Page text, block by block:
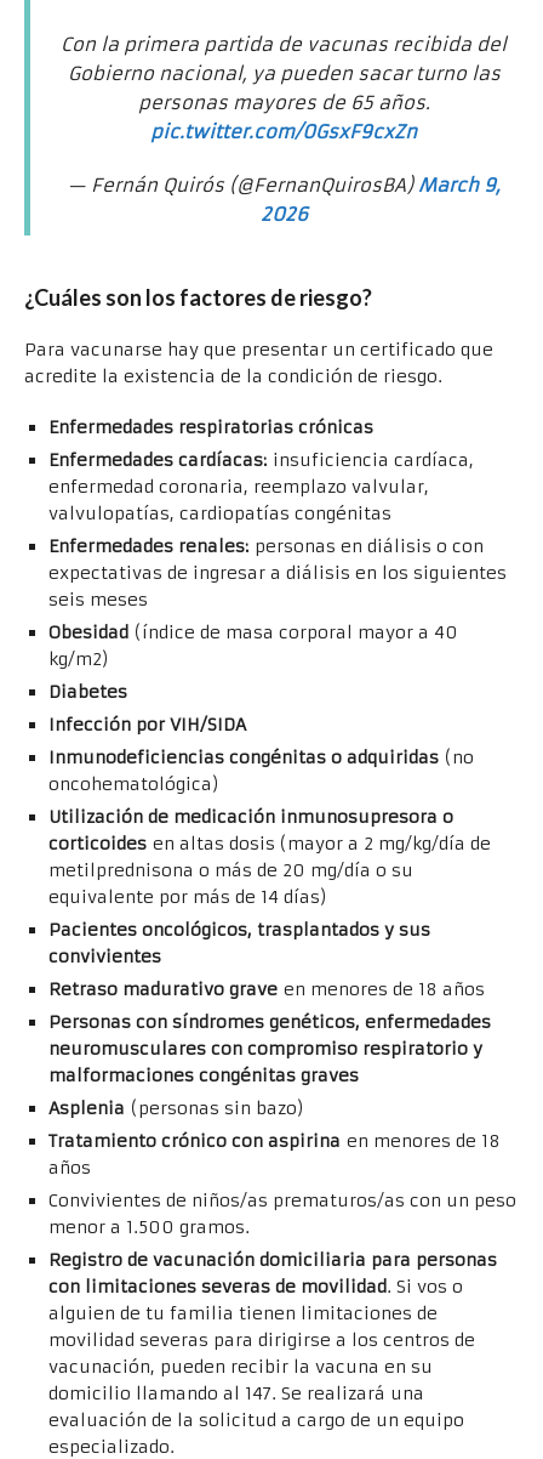
Con la primera partida de vacunas recibida del
Gobierno nacional, ya pueden sacar turno las
personas mayores de 65 años.
pic.twitter.com/0GsxF9cxZn
— Fernán Quirós (@FernanQuirosBA) March 9,
2026
¿Cuáles son los factores de riesgo?
Para vacunarse hay que presentar un certificado que
acredite la existencia de la condición de riesgo.
Enfermedades respiratorias crónicas
Enfermedades cardíacas: insuficiencia cardíaca,
enfermedad coronaria, reemplazo valvular,
valvulopatías, cardiopatías congénitas
Enfermedades renales: personas en diálisis o con
expectativas de ingresar a diálisis en los siguientes
seis meses
Obesidad (índice de masa corporal mayor a 40
kg/m2)
Diabetes
Infección por VIH/SIDA
Inmunodeficiencias congénitas o adquiridas (no
oncohematológica)
Utilización de medicación inmunosupresora o
corticoides en altas dosis (mayor a 2 mg/kg/día de
metilprednisona o más de 20 mg/día o su
equivalente por más de 14 días)
Pacientes oncológicos, trasplantados y sus
convivientes
Retraso madurativo grave en menores de 18 años
Personas con síndromes genéticos, enfermedades
neuromusculares con compromiso respiratorio y
malformaciones congénitas graves
Asplenia (personas sin bazo)
Tratamiento crónico con aspirina en menores de 18
años
Convivientes de niños/as prematuros/as con un peso
menor a 1.500 gramos.
Registro de vacunación domiciliaria para personas
con limitaciones severas de movilidad. Si vos o
alguien de tu familia tienen limitaciones de
movilidad severas para dirigirse a los centros de
vacunación, pueden recibir la vacuna en su
domicilio llamando al 147. Se realizará una
evaluación de la solicitud a cargo de un equipo
especializado.